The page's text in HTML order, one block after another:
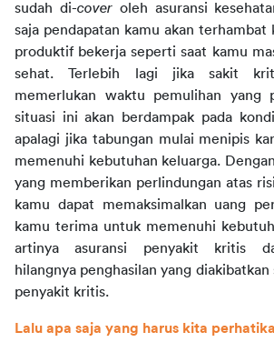
sudah di-cover oleh asuransi
saja pendapatan kamu akan terhambat
produktif bekerja seperti saat kamu
sehat. Terlebih lagi jika sakit
memerlukan waktu pemulihan yang
situasi ini akan berdampak pada
apalagi jika tabungan mulai menipis
memenuhi kebutuhan keluarga.
yang memberikan perlindungan atas
kamu dapat memaksimalkan uang
kamu terima untuk memenuhi
artinya asuransi penyakit kritis
hilangnya penghasilan yang
penyakit kritis.
Lalu apa saja yang harus kita